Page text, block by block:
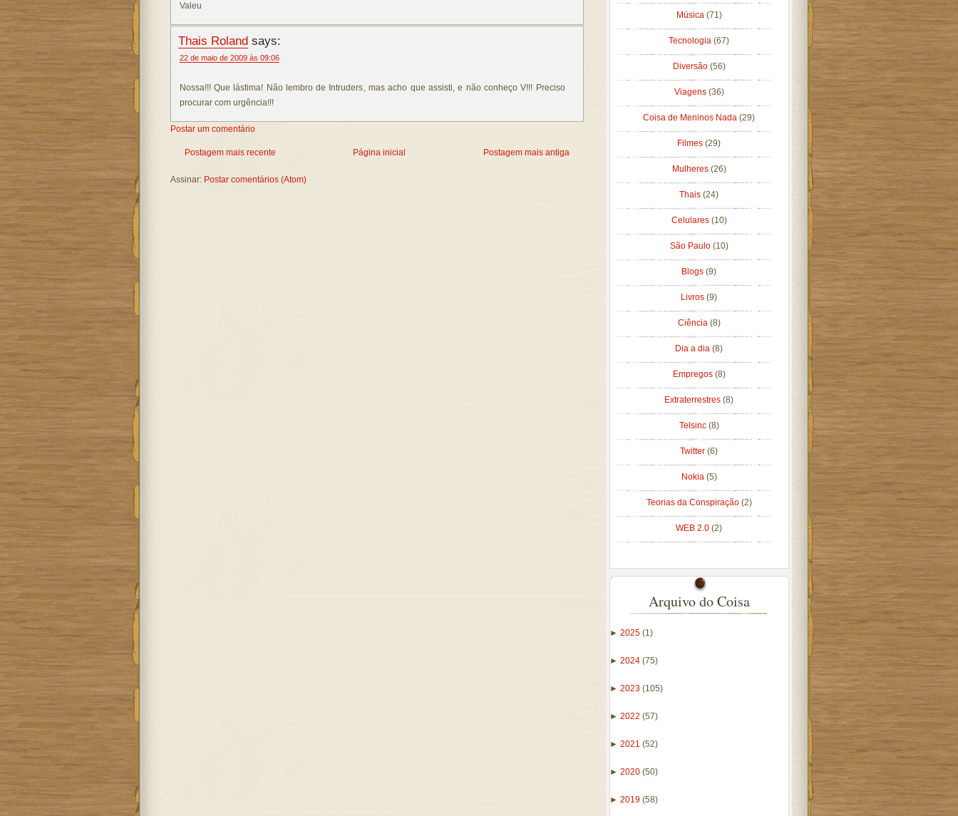
Valeu
Thais Rolandsays:
22 de maio de 2009 às 09:06
Nossa!!! Que lástima! Não lembro de Intruders, mas acho que assisti, e não conheço V!!! Preciso
procurar com urgência!!!
Postar um comentário
Postagem mais recente Postagem mais antiga
Página inicial
Assinar: Postar comentários (Atom)
Música (71)
Tecnologia (67)
Diversão (56)
Viagens (36)
Coisa de Meninos Nada (29)
Filmes (29)
Mulheres (26)
Thais (24)
Celulares (10)
São Paulo (10)
Blogs (9)
Livros (9)
Ciência (8)
Dia a dia (8)
Empregos (8)
Extraterrestres (8)
Telsinc (8)
Twitter (6)
Nokia (5)
Teorias da Conspiração (2)
WEB 2.0 (2)
Arquivo do Coisa
► 2025 (1)
► 2024 (75)
► 2023 (105)
► 2022 (57)
► 2021 (52)
► 2020 (50)
► 2019 (58)